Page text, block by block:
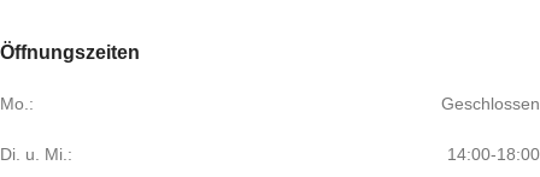
Öffnungszeiten
Mo.: Geschlossen
Di. u. Mi.: 14:00-18:00